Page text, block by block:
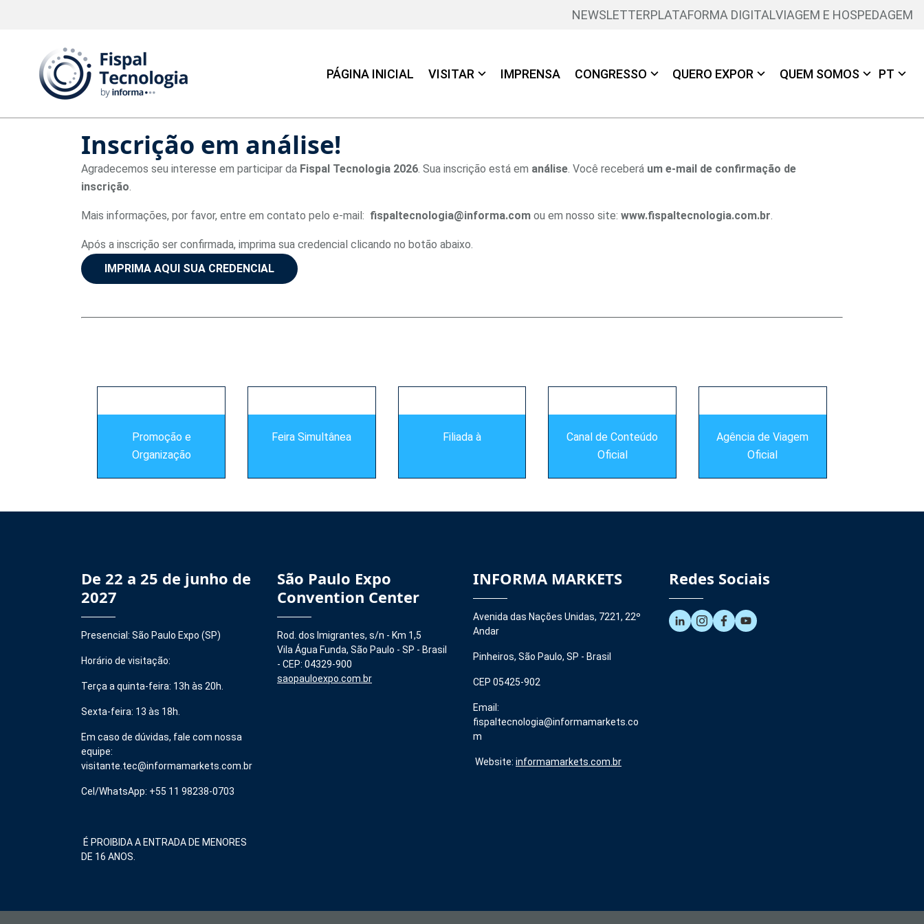
NEWSLETTERPLATAFORMA DIGITALVIAGEM E HOSPEDAGEM
PÁGINA INICIAL VISITAR IMPRENSA CONGRESSO QUERO EXPOR QUEM SOMOS PT
Inscrição em análise!
Agradecemos seu interesse em participar da Fispal Tecnologia 2026. Sua inscrição está em análise. Você receberá um e-mail de confirmação de
inscrição.
Mais informações, por favor, entre em contato pelo e-mail: fispaltecnologia@informa.com ou em nosso site: www.fispaltecnologia.com.br.
Após a inscrição ser confirmada, imprima sua credencial clicando no botão abaixo.
IMPRIMA AQUI SUA CREDENCIAL
Promoção e
Organização
Feira Simultânea Filiada à
Canal de Conteúdo
Oficial
Agência de Viagem
Oficial
De 22 a 25 de junho de
2027
Presencial: São Paulo Expo (SP)
Horário de visitação:
Terça a quinta-feira: 13h às 20h.
Sexta-feira: 13 às 18h.
Em caso de dúvidas, fale com nossa
equipe:
visitante.tec@informamarkets.com.br
Cel/WhatsApp: +55 11 98238-0703
É PROIBIDA A ENTRADA DE MENORES
DE 16 ANOS.
São Paulo Expo
Convention Center
Rod. dos Imigrantes, s/n - Km 1,5
Vila Água Funda, São Paulo - SP - Brasil
- CEP: 04329-900
saopauloexpo.com.br
INFORMA MARKETS
Avenida das Nações Unidas, 7221, 22º
Andar
Pinheiros, São Paulo, SP - Brasil
CEP 05425-902
Email:
fispaltecnologia@informamarkets.co
m
Website: informamarkets.com.br
Redes Sociais